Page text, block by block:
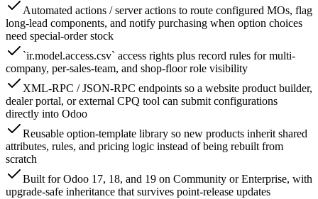
Automated actions / server actions to route configured MOs, flag
long-lead components, and notify purchasing when option choices
need special-order stock
`ir.model.access.csv` access rights plus record rules for multi-
company, per-sales-team, and shop-floor role visibility
XML-RPC / JSON-RPC endpoints so a website product builder,
dealer portal, or external CPQ tool can submit configurations
directly into Odoo
Reusable option-template library so new products inherit shared
attributes, rules, and pricing logic instead of being rebuilt from
scratch
Built for Odoo 17, 18, and 19 on Community or Enterprise, with
upgrade-safe inheritance that survives point-release updates